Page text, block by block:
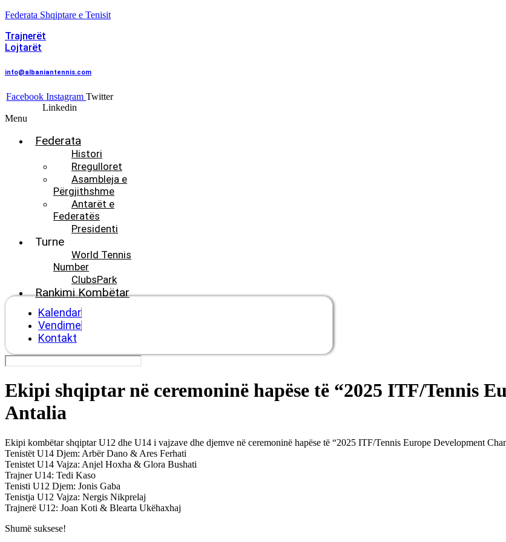
Federata Shqiptare e Tenisit
Trajnerët
Lojtarët
info@albaniantennis.com
Facebook Instagram Twitter
Linkedin
Menu
Federata
Histori
Rregulloret
Asambleja e
Përgjithshme
Antarët e
Federatës
Presidenti
Turne
World Tennis
Number
ClubsPark
Rankimi Kombëtar
Kalendar
Vendime
Kontakt
Ekipi shqiptar në ceremoninë hapëse të “2025 ITF/Tennis
Antalia
Ekipi kombëtar shqiptar U12 dhe U14 i vajzave dhe djemve në ceremoninë hapëse të “2025 ITF/Tennis Europe Development
Tenistët U14 Djem: Arbër Dano & Ares Ferhati
Tenistet U14 Vajza: Anjel Hoxha & Glora Bushati
Trajner U14: Tedi Kaso
Tenisti U12 Djem: Jonis Gaba
Tenistja U12 Vajza: Nergis Nikprelaj
Trajnerë U12: Joan Koti & Blearta Ukëhaxhaj
Shumë suksese!